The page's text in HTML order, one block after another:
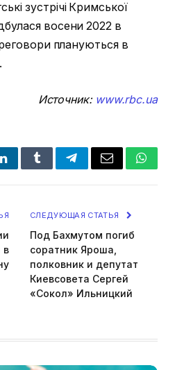
зустрічі Кримської
восени 2022 в
плануються в
Источник: www.rbc.ua
LinkedInTumblrTelegramEmail
в
СЛЕДУЮЩАЯ СТАТЬЯ
Под Бахмутом погиб
соратник Яроша,
полковник и депутат
Киевсовета Сергей
«Сокол» Ильницкий